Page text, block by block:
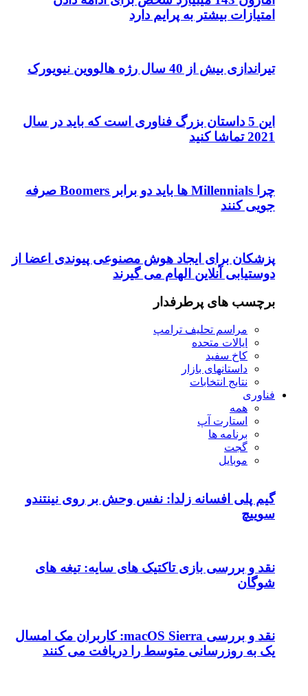
دارد
فناوری است که باید در سال
چرا Millennials ها باید دو برابر Boomers صرفه
هوش مصنوعی پیوندی اعضا از
می گیرند
نفس وحش بر روی نینتندو
های سایه: تیغه های
نقد و بررسی macOS Sierra: کاربران مک امسال
را دریافت می کنند